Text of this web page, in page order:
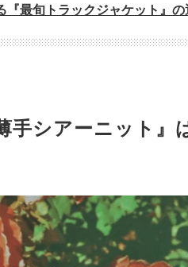
『最旬トラックジャケット』
手シアーニット』